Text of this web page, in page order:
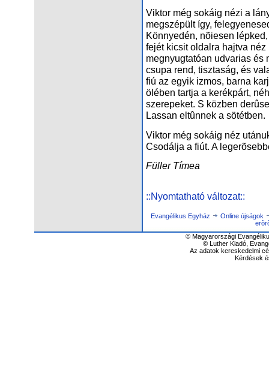
Viktor még sokáig nézi a
megszépült így,
Könnyedén, nõiesen
fejét kicsit oldalra hajtva
megnyugtatóan udvarias és
csupa rend, tisztaság, és
fiú az egyik izmos, barna
ölében tartja a kerékpárt,
szerepeket. S közben
Lassan eltûnnek a sötétben.
Viktor még sokáig néz
Csodálja a fiút. A
Füller Tímea
::Nyomtatható változat::
Evangélikus Egyház
Online újságok
© Magyarországi
© Luther Kiadó,
Az adatok kereskedelmi
Kérdések